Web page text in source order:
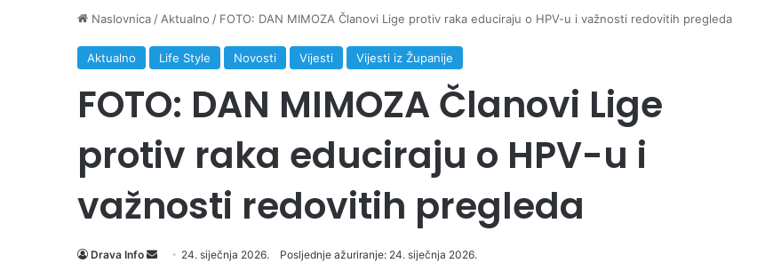
Naslovnica / Aktualno / FOTO: DAN MIMOZA Članovi Lige protiv raka educiraju o HPV-u i važnosti redovitih pregleda
Aktualno Life Style Novosti Vijesti Vijesti iz Županije
FOTO: DAN MIMOZA Članovi Lige
protiv raka educiraju o HPV-u i
važnosti redovitih pregleda
Drava Info 24. siječnja 2026. Posljednje ažuriranje: 24. siječnja 2026.